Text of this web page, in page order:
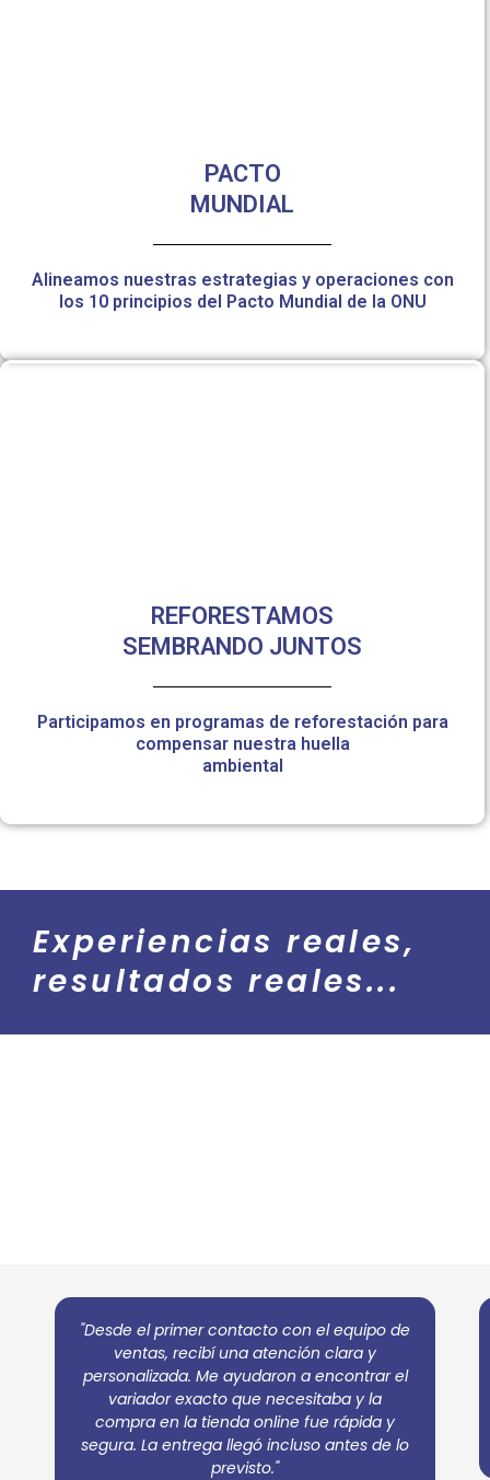
PACTO
MUNDIAL
Alineamos nuestras estrategias y operaciones con
los 10 principios del Pacto Mundial de la ONU
REFORESTAMOS
SEMBRANDO JUNTOS
Participamos en programas de reforestación para
compensar nuestra huella
ambiental
Experiencias reales,
resultados reales...
"Desde el primer contacto con el equipo de
ventas, recibí una atención clara y
personalizada. Me ayudaron a encontrar el
variador exacto que necesitaba y la
compra en la tienda online fue rápida y
segura. La entrega llegó incluso antes de lo
previsto."